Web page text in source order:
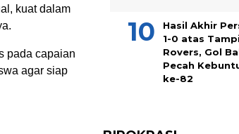
kuat dalam
pada capaian
agar siap
Hasil Akhir
1-0 atas
Rovers, Gol
Pecah
ke-82